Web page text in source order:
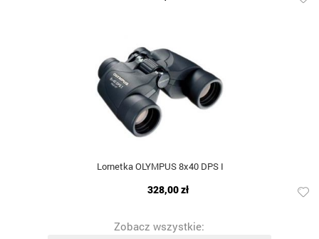
Lornetka OLYMPUS 8x40 DPS I
328,00 zł
Zobacz wszystkie: